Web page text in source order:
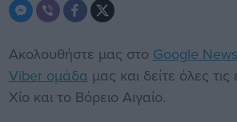
Ακολουθήστε μας στο Google News
Viber ομάδα μας και δείτε όλες
Χίο και το Βόρειο Αιγαίο.